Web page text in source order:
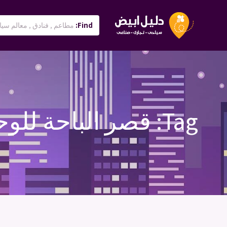
Find:
Tag: قصر الباحة